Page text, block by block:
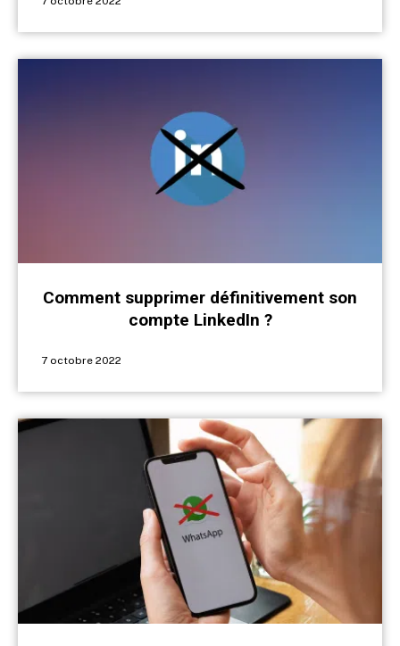
Comment supprimer définitivement son
compte LinkedIn ?
7 octobre 2022